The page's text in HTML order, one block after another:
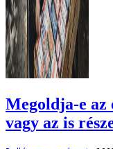
Megoldja-e az
vagy az is